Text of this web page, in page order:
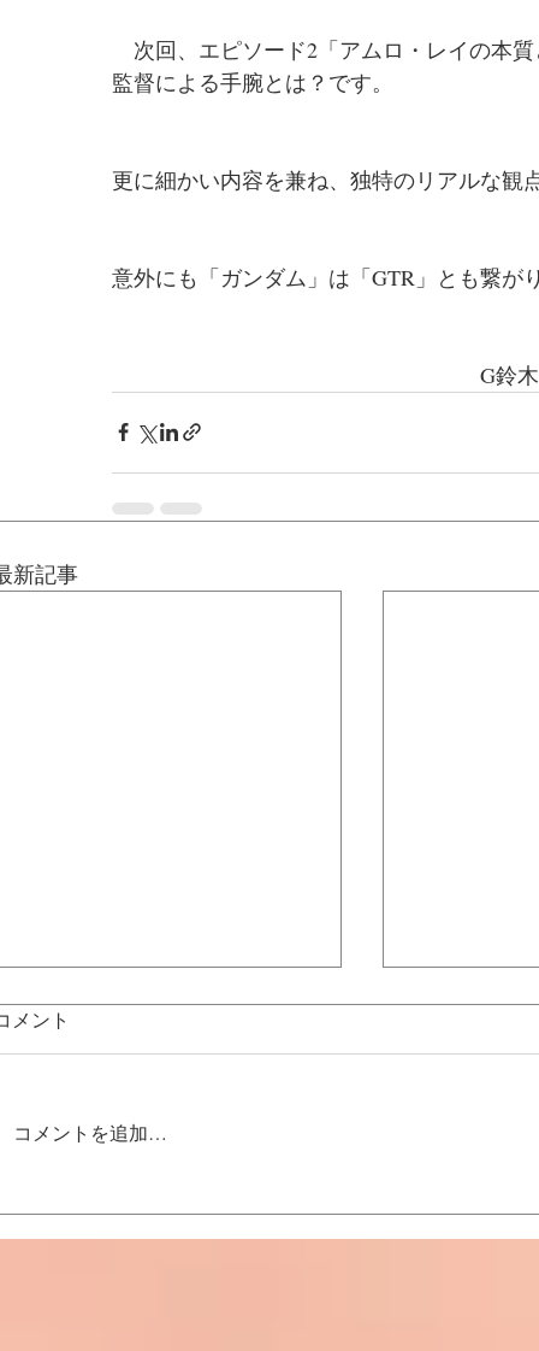
次回、エピソード2「アムロ・レイの本
監督による手腕とは？です。
更に細かい内容を兼ね、独特のリアルな観
意外にも「ガンダム」は「GTR」とも繋が
G鈴木
新記事
ヴァルキリーアーチー移転の
お知らせ
2025カー
工の本質を
メント
コメントを追加…